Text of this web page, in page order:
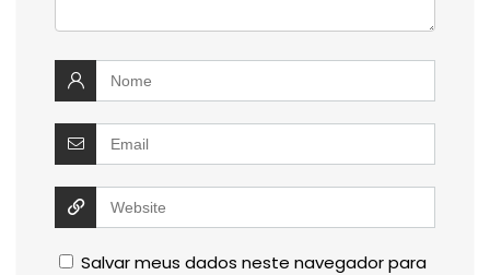
Salvar meus dados neste navegador para